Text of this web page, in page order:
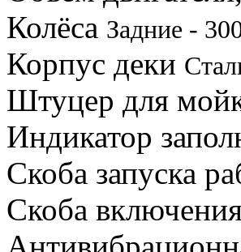
Колёса Задние -
Корпус деки
Штуцер для
Индикатор
Скоба запуска
Скоба